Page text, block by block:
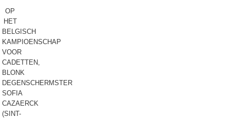
OP
HET
BELGISCH
KAMPIOENSCHAP
VOOR
CADETTEN,
BLONK
DEGENSCHERMSTER
SOFIA
CAZAERCK
(SINT-